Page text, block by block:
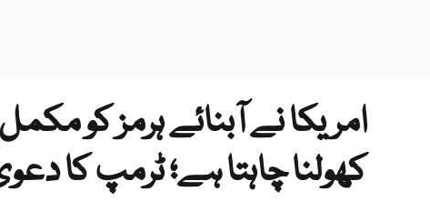
امریکا نے آبنائے ہرمز کو مکمل
کھولنا چاہتا ہے؛ ٹرمپ کا